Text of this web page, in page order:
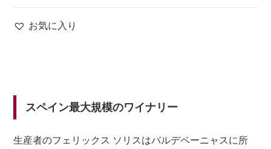
お気に入り
スペイン最大規模のワイナリー
生産者のフェリックス ソリスはバルデペーニャスに所